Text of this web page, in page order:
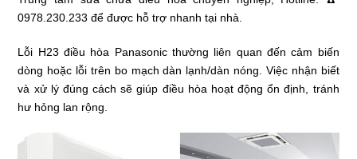
0978.230.233 để được hỗ trợ nhanh tại nhà.
Lỗi H23 điều hòa Panasonic thường liên quan đến cảm biến
dòng hoặc lỗi trên bo mạch dàn lạnh/dàn nóng. Việc nhận biết
và xử lý đúng cách sẽ giúp điều hòa hoạt động ổn định, tránh
hư hỏng lan rộng.